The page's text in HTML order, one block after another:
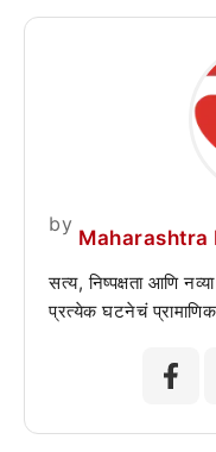
by
Maharashtra
सत्य, निष्पक्षता आणि
प्रत्येक घटनेचं